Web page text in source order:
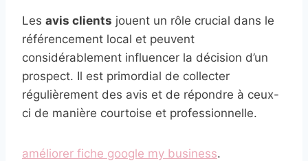
Les avis clients jouent un rôle crucial dans le
référencement local et peuvent
considérablement influencer la décision d’un
prospect. Il est primordial de collecter
régulièrement des avis et de répondre à ceux-
ci de manière courtoise et professionnelle.
améliorer fiche google my business.